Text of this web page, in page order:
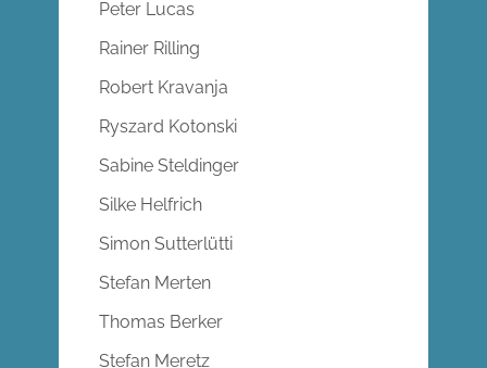
Peter Lucas
Rainer Rilling
Robert Kravanja
Ryszard Kotonski
Sabine Steldinger
Silke Helfrich
Simon Sutterlütti
Stefan Merten
Thomas Berker
Stefan Meretz